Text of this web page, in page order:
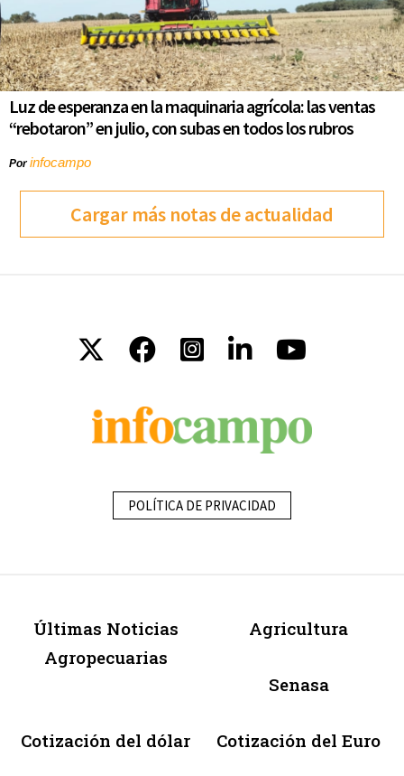
Luz de esperanza en la maquinaria agrícola: las ventas
“rebotaron” en julio, con subas en todos los rubros
Porinfocampo
Cargar más notas de actualidad
POLÍTICA DE PRIVACIDAD
Últimas Noticias
Agropecuarias
Agricultura
Senasa
Cotización del dólar Cotización del Euro